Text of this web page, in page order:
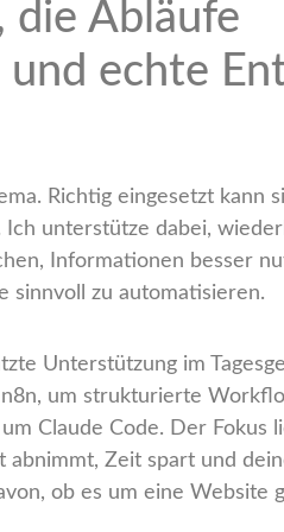
die Abläufe
echte
Richtig eingesetzt kann
Ich unterstütze dabei,
Informationen besser
sinnvoll zu automatisieren.
Unterstützung im
um strukturierte
Claude Code. Der Fokus
abnimmt, Zeit spart und
ob es um eine Website